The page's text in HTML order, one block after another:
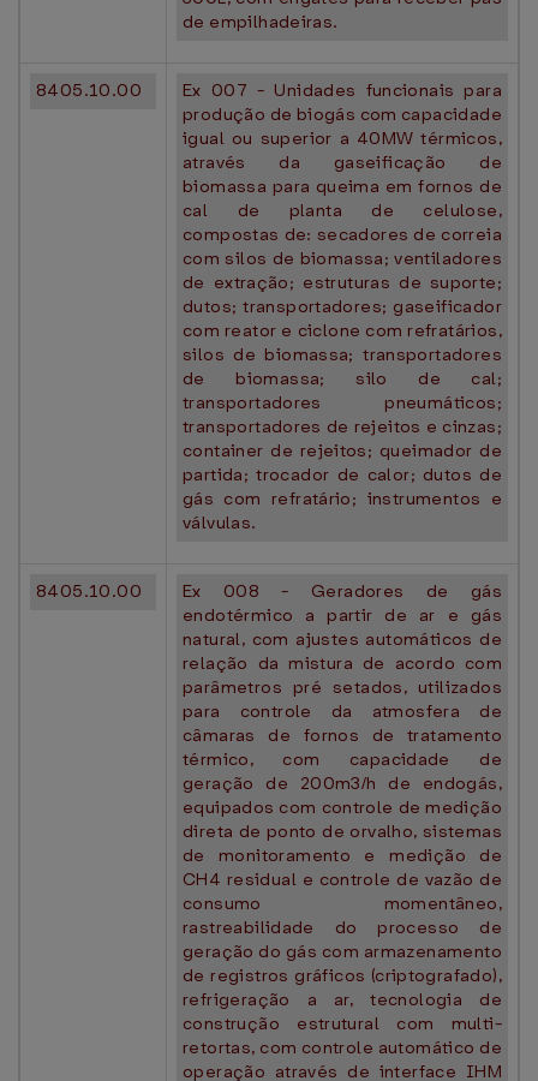
de empilhadeiras.
8405.10.00
Ex 007 - Unidades funcionais para
produção de biogás com capacidade
igual ou superior a 40MW térmicos,
através da gaseificação de
biomassa para queima em fornos de
cal de planta de celulose,
compostas de: secadores de correia
com silos de biomassa; ventiladores
de extração; estruturas de suporte;
dutos; transportadores; gaseificador
com reator e ciclone com refratários,
silos de biomassa; transportadores
de biomassa; silo de cal;
transportadores pneumáticos;
transportadores de rejeitos e cinzas;
container de rejeitos; queimador de
partida; trocador de calor; dutos de
gás com refratário; instrumentos e
válvulas.
8405.10.00
Ex 008 - Geradores de gás
endotérmico a partir de ar e gás
natural, com ajustes automáticos de
relação da mistura de acordo com
parâmetros pré setados, utilizados
para controle da atmosfera de
câmaras de fornos de tratamento
térmico, com capacidade de
geração de 200m3/h de endogás,
equipados com controle de medição
direta de ponto de orvalho, sistemas
de monitoramento e medição de
CH4 residual e controle de vazão de
consumo momentâneo,
rastreabilidade do processo de
geração do gás com armazenamento
de registros gráficos (criptografado),
refrigeração a ar, tecnologia de
construção estrutural com multi-
retortas, com controle automático de
operação através de interface IHM